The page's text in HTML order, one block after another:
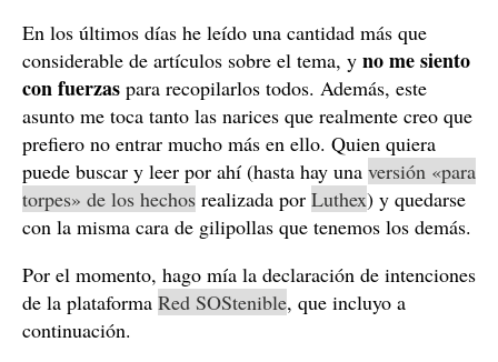
En los últimos días he leído una cantidad más que
considerable de artículos sobre el tema, y no me siento
con fuerzas para recopilarlos todos. Además, este
asunto me toca tanto las narices que realmente creo que
prefiero no entrar mucho más en ello. Quien quiera
puede buscar y leer por ahí (hasta hay una versión «para
torpes» de los hechos realizada por Luthex) y quedarse
con la misma cara de gilipollas que tenemos los demás.
Por el momento, hago mía la declaración de intenciones
de la plataforma Red SOStenible, que incluyo a
continuación.